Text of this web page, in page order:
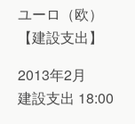
ユーロ（欧）
【建設支出】
2013年2月
建設支出 18:00